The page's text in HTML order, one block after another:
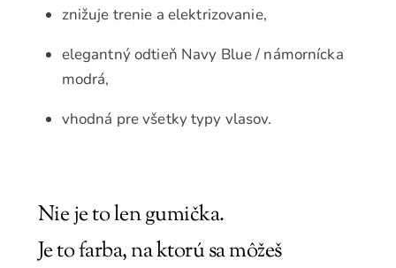
znižuje trenie a elektrizovanie,
elegantný odtieň Navy Blue / námornícka
modrá,
vhodná pre všetky typy vlasov.
Nie je to len gumička.
Je to farba, na ktorú sa môžeš